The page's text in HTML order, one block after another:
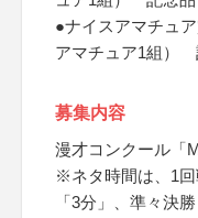
●ナイスアマチュ
アマチュア1組）
募集内容
漫才コンクール「
※ネタ時間は、1
「3分」、準々決